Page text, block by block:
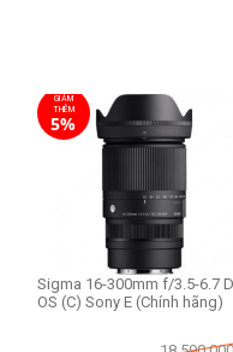
GIẢM
THÊM
5%
Sigma 16-300mm f/3.5-6.7
OS (C) Sony E (Chính hãng)